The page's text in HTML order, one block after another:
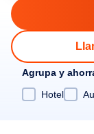
Agrupa y
Hotel